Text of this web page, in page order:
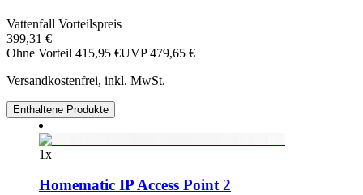
Vattenfall Vorteilspreis
399,31 €
Ohne Vorteil 415,95 €UVP 479,65 €
Versandkostenfrei, inkl. MwSt.
Enthaltene Produkte
1x
Homematic IP Access Point 2